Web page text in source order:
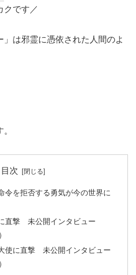
クです／
」は邪霊に憑依された人間のよ
目次
令を拒否する勇気が今の世界に
直撃 未公開インタビュー
使に直撃 未公開インタビュー